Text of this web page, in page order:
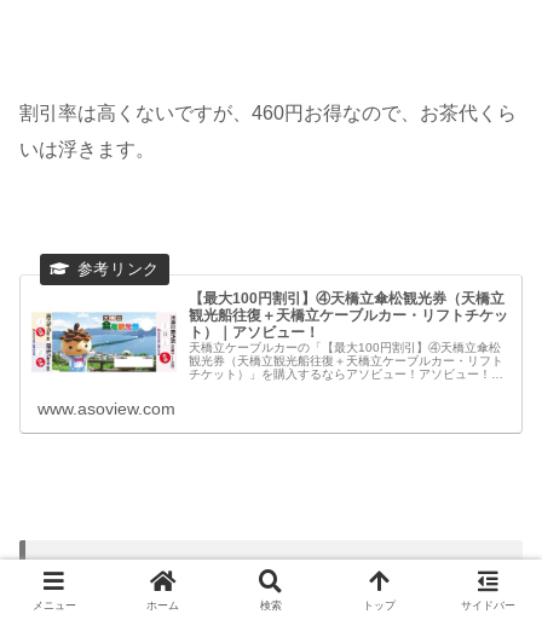
割引率は高くないですが、460円お得なので、お茶代くら
いは浮きます。
【最大100円割引】④天橋立傘松観光券（天橋立
観光船往復＋天橋立ケーブルカー・リフトチケッ
ト）｜アソビュー！
天橋立ケーブルカーの「【最大100円割引】④天橋立傘松
観光券（天橋立観光船往復＋天橋立ケーブルカー・リフト
チケット）」を購入するならアソビュー！アソビュー！な
www.asoview.com
高速バス「天橋立周遊きっぷ」の発売
期間と有効期間は？
メニュー ホーム 検索 トップ サイドバー